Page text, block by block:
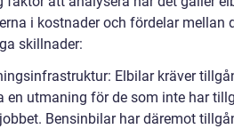
i kostnader och fördelar mellan
skillnader:
Elbilar kräver
en utmaning för de som inte har
Bensinbilar har däremot